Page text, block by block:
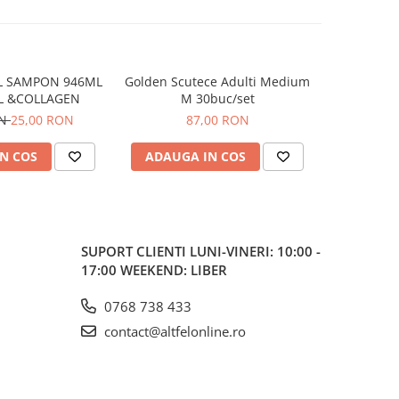
SAMPON 946ML
&COLLAGEN
25,00 RON
COS
Golden Scutece Adulti Medium
M 30buc/set
87,00 RON
ADAUGA IN COS
SUPORT CLIENTI LUNI-VINERI: 10:00 -
17:00 WEEKEND: LIBER
0768 738 433
contact@altfelonline.ro